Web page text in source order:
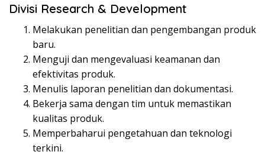
Divisi Research & Development
Melakukan penelitian dan pengembangan produk
baru.
Menguji dan mengevaluasi keamanan dan
efektivitas produk.
Menulis laporan penelitian dan dokumentasi.
Bekerja sama dengan tim untuk memastikan
kualitas produk.
Memperbaharui pengetahuan dan teknologi
terkini.